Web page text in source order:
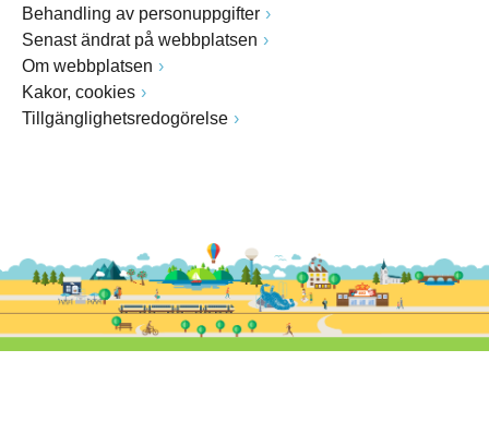
Behandling av personuppgifter
Senast ändrat på webbplatsen
Om webbplatsen
Kakor, cookies
Tillgänglighetsredogörelse